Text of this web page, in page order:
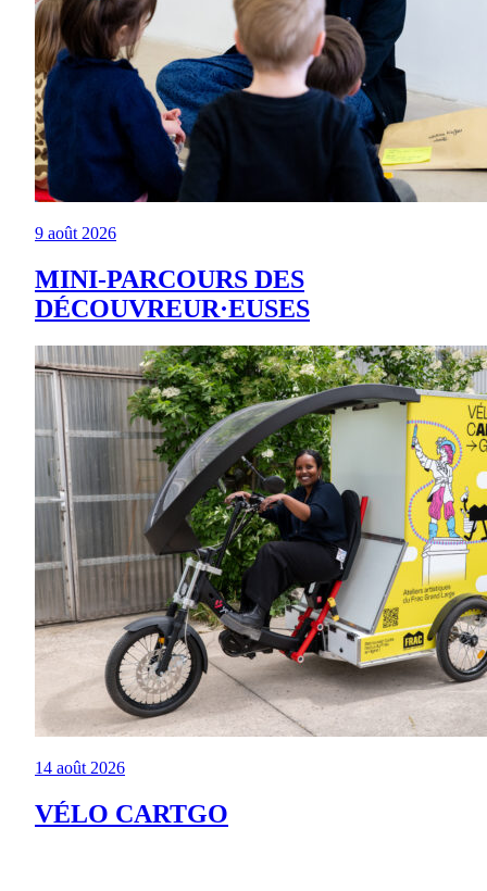
9 août 2026
MINI-PARCOURS DES
DÉCOUVREUR·EUSES
14 août 2026
VÉLO CARTGO